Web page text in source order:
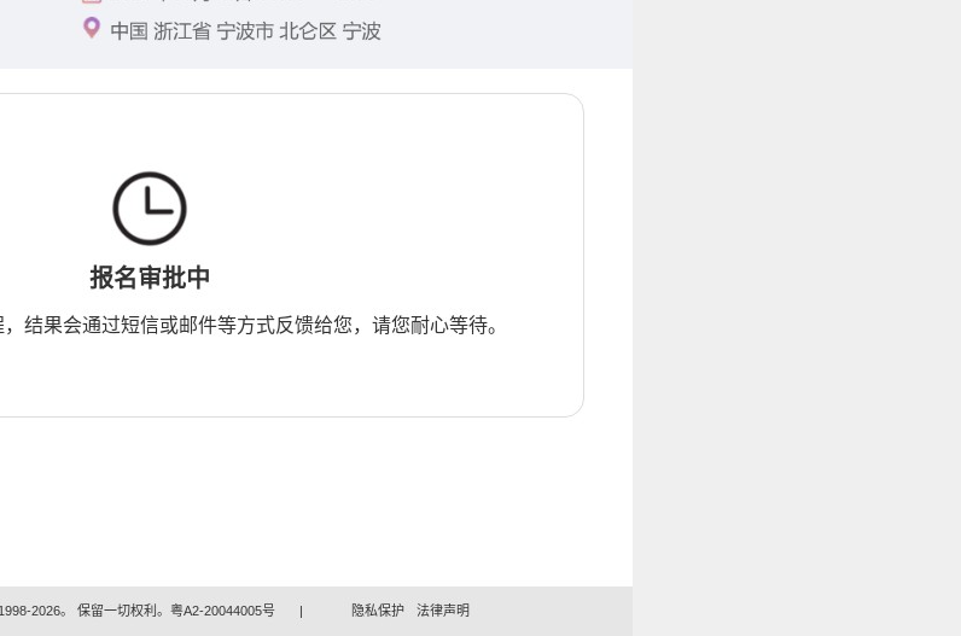
报名审批中
结果会通过短信或邮件等方式反馈给您，请您耐心等待。
2026。 保留一切权利。粤A2-20044005号 | 隐私保护 法律声明